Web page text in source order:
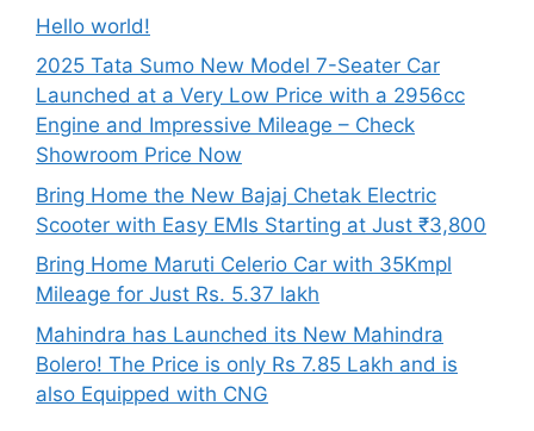
Hello world!
2025 Tata Sumo New Model 7-Seater Car
Launched at a Very Low Price with a 2956cc
Engine and Impressive Mileage – Check
Showroom Price Now
Bring Home the New Bajaj Chetak Electric
Scooter with Easy EMIs Starting at Just ₹3,800
Bring Home Maruti Celerio Car with 35Kmpl
Mileage for Just Rs. 5.37 lakh
Mahindra has Launched its New Mahindra
Bolero! The Price is only Rs 7.85 Lakh and is
also Equipped with CNG